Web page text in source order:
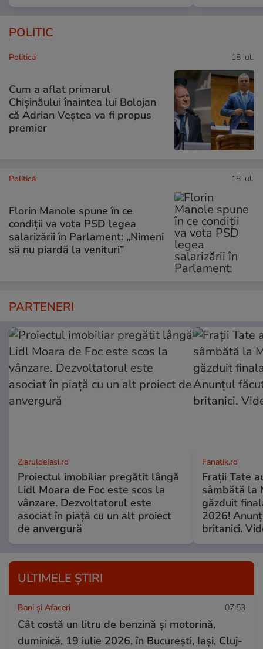
POLITIC
Politică 18 iul.
Cum a aflat primarul
Chișinăului înaintea lui Bolojan
că Adrian Veștea va fi propus
premier
Politică 18 iul.
Florin Manole spune în ce
condiții va vota PSD legea
salarizării în Parlament: „Nimeni
să nu piardă la venituri”
PARTENERI
ZiaruldeIasi.ro
Proiectul imobiliar pregătit lângă
Lidl Moara de Foc este scos la
vânzare. Dezvoltatorul este
asociat în piață cu un alt proiect
de anvergură
Fanatik.ro
Frații Tate
sâmbătă la
găzduit
2026!
britanici.
ULTIMELE ȘTIRI
Bani și Afaceri 07:53
Cât costă un litru de benzină și motorină,
duminică, 19 iulie 2026, în București, Iași, Cluj-